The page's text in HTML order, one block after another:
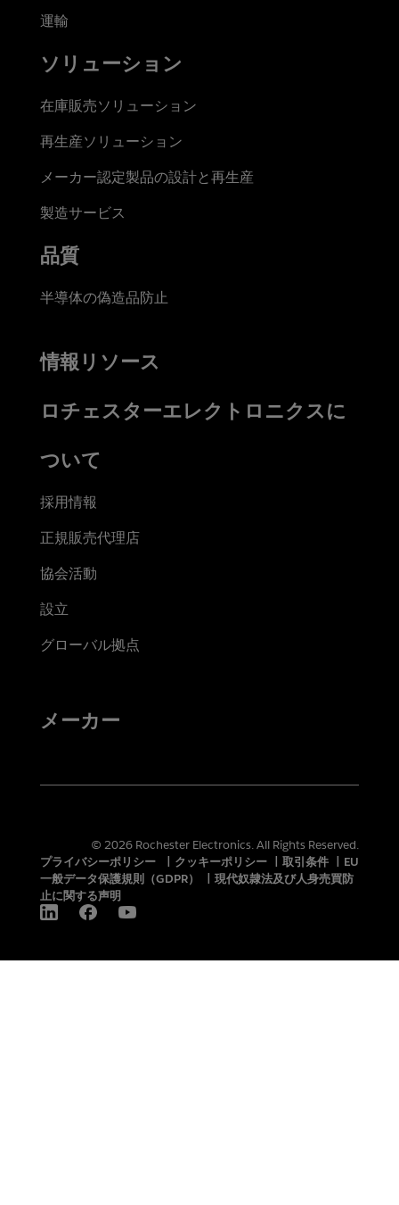
運輸
ソリューション
在庫販売ソリューション
再生産ソリューション
メーカー認定製品の設計と再生産
製造サービス
品質
半導体の偽造品防止
情報リソース
ロチェスターエレクトロニクスに
ついて
採用情報
正規販売代理店
協会活動
設立
グローバル拠点
メーカー
© 2026 Rochester Electronics. All Rights Reserved.
プライバシーポリシー
クッキーポリシー 取引条件
EU
一般データ保護規則（GDPR）
現代奴隷法及び人身売買防
止に関する声明